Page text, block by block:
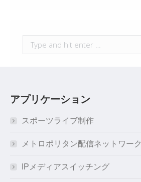
Search:
アプリケーション
スポーツライブ制作
メトロポリタン配信ネットワーク
IPメディアスイッチング